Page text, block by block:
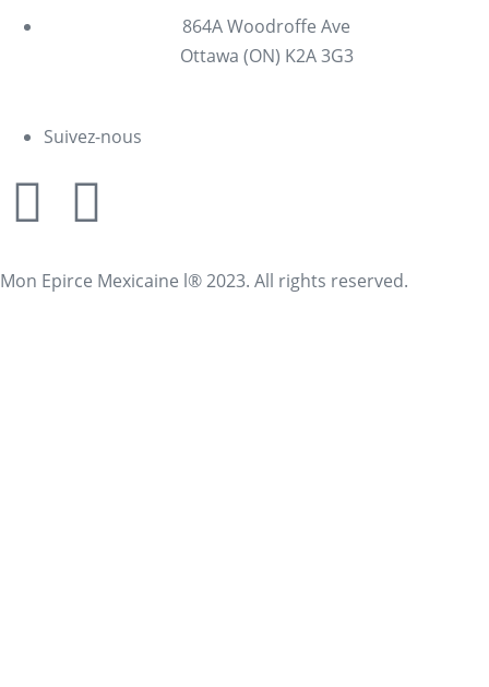
864A Woodroffe Ave
Ottawa (ON) K2A 3G3
Suivez-nous
Mon Epirce Mexicaine l® 2023. All rights reserved.